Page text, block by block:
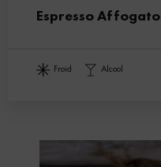
Espresso Affogato
froid alcool